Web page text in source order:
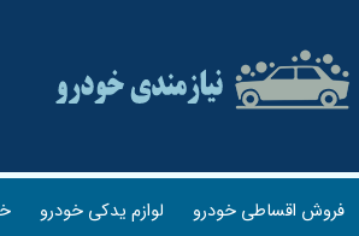
فروش اقساطی خودرو لوازم یدکی خودرو